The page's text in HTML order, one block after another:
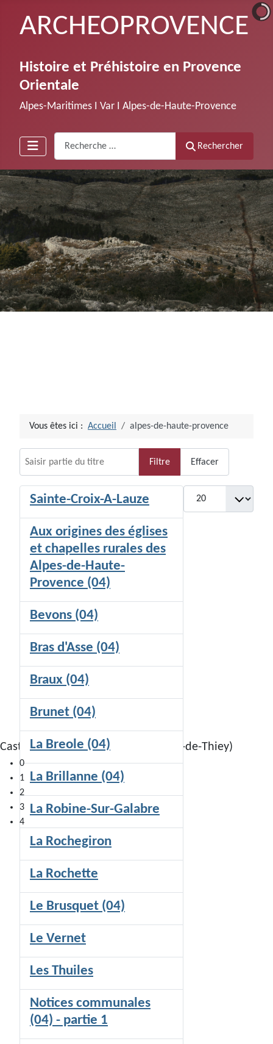
ARCHEOPROVENCE
Histoire et Préhistoire en Provence
Orientale
Alpes-Maritimes Ι Var Ι Alpes-de-Haute-Provence
Rechercher
Castellaras de la Malle (Saint-Vallier-de-Thiey)
0
1
2
3
4
Vous êtes ici : Accueil alpes-de-haute-provence
Filtre Effacer
Afficher #
Sainte-Croix-A-Lauze
Aux origines des églises
et chapelles rurales des
Alpes-de-Haute-
Provence (04)
Bevons (04)
Bras d'Asse (04)
Braux (04)
Brunet (04)
La Breole (04)
La Brillanne (04)
La Robine-Sur-Galabre
La Rochegiron
La Rochette
Le Brusquet (04)
Le Vernet
Les Thuiles
Notices communales
(04) - partie 1